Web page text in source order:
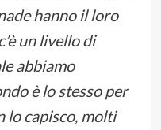
hanno il loro
un livello di
abbiamo
è lo stesso per
lo capisco, molti